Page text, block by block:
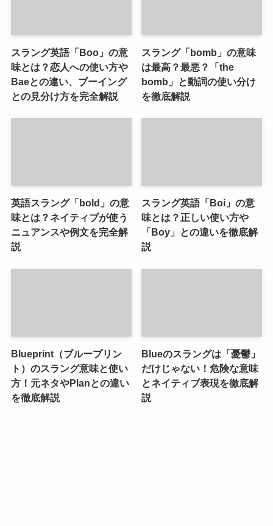
スラング英語「Boo」の意
味とは？恋人への使い方や
Baeとの違い、ブーイング
との見分け方を完全解説
スラング「bomb」の意味
は最高？最悪？「the
bomb」と動詞の使い分け
を徹底解説
英語スラング「bold」の意
味とは？ネイティブが使う
ニュアンスや例文を完全解
説
スラング英語「Boi」の意
味とは？正しい使い方や
「Boy」との違いを徹底解
説
Blueprint（ブループリン
ト）のスラング意味と使い
方！元ネタやPlanとの違い
を徹底解説
Blueのスラングは「憂鬱」
だけじゃない！危険な意味
とネイティブ表現を徹底解
説